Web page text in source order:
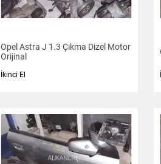
Opel Astra J 1.3 Çıkma Dizel Motor
Orijinal
İkinci El